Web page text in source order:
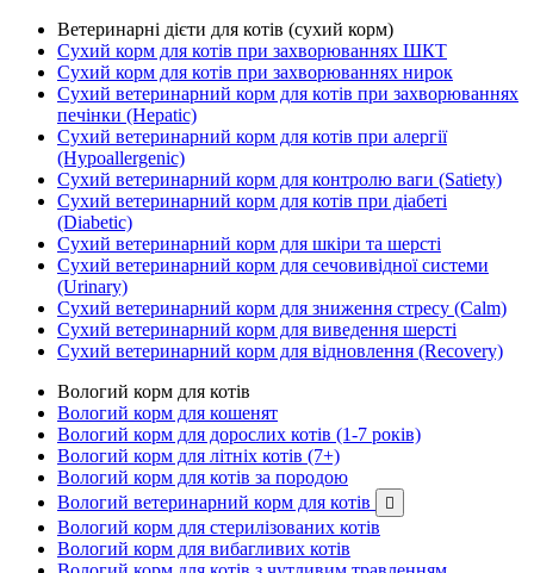
Ветеринарні дієти для котів (сухий корм)
Сухий корм для котів при захворюваннях ШКТ
Сухий корм для котів при захворюваннях нирок
Сухий ветеринарний корм для котів при захворюваннях
печінки (Hepatic)
Сухий ветеринарний корм для котів при алергії
(Hypoallergenic)
Сухий ветеринарний корм для контролю ваги (Satiety)
Сухий ветеринарний корм для котів при діабеті
(Diabetic)
Сухий ветеринарний корм для шкіри та шерсті
Сухий ветеринарний корм для сечовивідної системи
(Urinary)
Сухий ветеринарний корм для зниження стресу (Calm)
Сухий ветеринарний корм для виведення шерсті
Сухий ветеринарний корм для відновлення (Recovery)
Вологий корм для котів
Вологий корм для кошенят
Вологий корм для дорослих котів (1-7 років)
Вологий корм для літніх котів (7+)
Вологий корм для котів за породою
Вологий ветеринарний корм для котів

Вологий корм для стерилізованих котів
Вологий корм для вибагливих котів